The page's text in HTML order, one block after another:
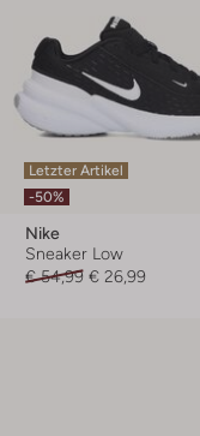
Letzter Artikel
-50%
Nike
Sneaker Low
€ 54,99 € 26,99